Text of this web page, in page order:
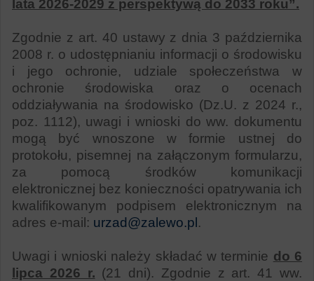
lata 2026-2029 z perspektywą do 2033 roku”.
Zgodnie z art. 40 ustawy z dnia 3 października
2008 r. o udostępnianiu informacji o środowisku
i jego ochronie, udziale społeczeństwa w
ochronie środowiska oraz o ocenach
oddziaływania na środowisko (Dz.U. z 2024 r.,
poz. 1112), uwagi i wnioski do ww. dokumentu
mogą być wnoszone w formie ustnej do
protokołu, pisemnej na załączonym formularzu,
za pomocą środków komunikacji
elektronicznej bez konieczności opatrywania ich
kwalifikowanym podpisem elektronicznym na
adres e-mail: urzad@zalewo.pl .
Uwagi i wnioski należy składać w terminie do 6
lipca 2026 r. (21 dni). Zgodnie z art. 41 ww.